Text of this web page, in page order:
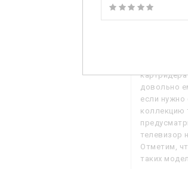
довольно
если
коллекцию
телевизор
Отметим,
таких